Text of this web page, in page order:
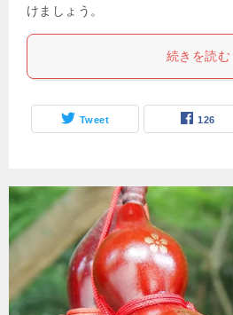
けましょう。
続きを読む
Tweet 126